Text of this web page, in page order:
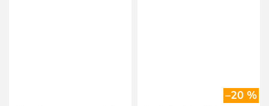
–20 %